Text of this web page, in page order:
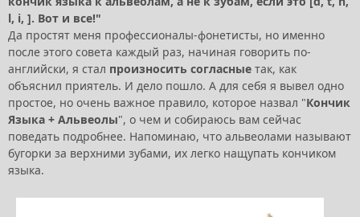
l, і, ]. Вот и все!"
Да простят меня профессионалы-фонетисты, но именно
после этого совета каждый раз, начиная говорить по-
английски, я стал произносить согласные так, как
объяснил приятель. И дело пошло. А для себя я вывел одно
простое, но очень важное правило, которое назвал "Кончик
Языка + Альвеолы", о чем и собираюсь вам сейчас
поведать подробнее. Напоминаю, что альвеолами называют
бугорки за верхними зубами, их легко нащупать кончиком
языка.